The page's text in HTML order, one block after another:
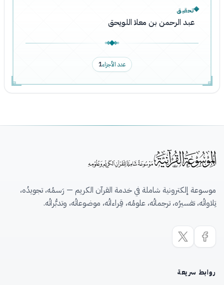
تحقيق
عبد الرحمن بن معلا اللويحق
عدد الأجزاء1
موسوعة إلكترونية شاملة في خدمة القرآن الكريم — رَسمُه، تجويدُه،
تِلاواتُه، تفسيرُه، ترجماتُه، علومُه، قِراءاتُه، موضوعاتُه، وتدبُّراتُه.
روابط سريعة